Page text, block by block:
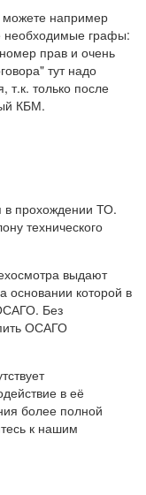
например
необходимые графы:
прав и очень
тут надо
т.к. только после
КБМ.
в прохождении ТО.
технического
выдают
основании которой в
Без
ОСАГО
в её
более полной
к нашим